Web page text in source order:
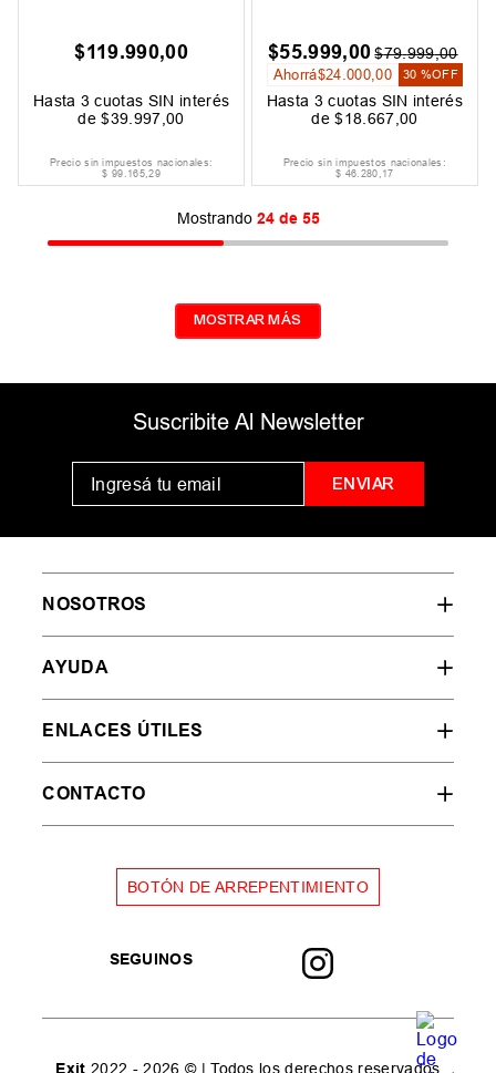
$119.990,00
Hasta 3 cuotas SIN interés
de$39.997,00
Precio sin impuestos nacionales:
$ 99.165,29
$55.999,00 $79.999,00
Ahorrá$24.000,00 30 %OFF
Hasta 3cuotas SIN interés
de$18.667,00
Precio sin impuestos nacionales:
$ 46.280,17
Mostrando 24 de 55
MOSTRAR MÁS
Suscribite Al Newsletter
ENVIAR
NOSOTROS
AYUDA
ENLACES ÚTILES
CONTACTO
BOTÓN DE ARREPENTIMIENTO
SEGUINOS
Exit 2022 - 2026 © | Todos los derechos reservados